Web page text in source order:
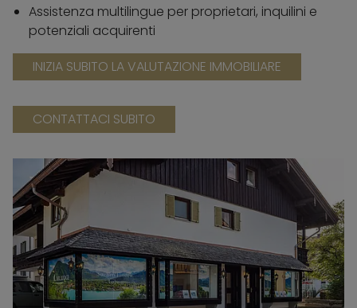
Assistenza multilingue per proprietari, inquilini e
potenziali acquirenti
INIZIA SUBITO LA VALUTAZIONE IMMOBILIARE
CONTATTACI SUBITO